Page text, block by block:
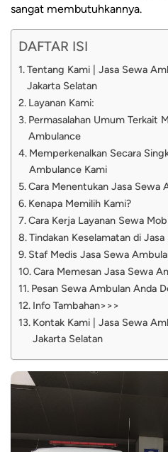
sangat membutuhkannya.
DAFTAR ISI
Tentang Kami | Jasa Sewa
Jakarta Selatan
Layanan Kami:
Permasalahan Umum Terkait
Ambulance
Memperkenalkan Secara
Ambulance Kami
Cara Menentukan Jasa Sewa
Kenapa Memilih Kami?
Cara Kerja Layanan Sewa
Tindakan Keselamatan di
Staf Medis Jasa Sewa
Cara Memesan Jasa Sewa
Pesan Sewa Ambulan Anda
Info Tambahan>>>
Kontak Kami | Jasa Sewa
Jakarta Selatan